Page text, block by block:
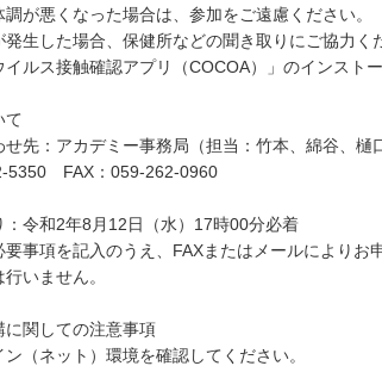
悪くなった場合は、参加をご遠慮ください。
生した場合、保健所などの聞き取りにご協力く
ルス接触確認アプリ（COCOA）」のインストー
て
先：アカデミー事務局（担当：竹本、綿谷、樋
FAX：059-262-0960
令和2年8月12日（水）17時00分必着
事項を記入のうえ、FAXまたはメールによりお申
いません。
関しての注意事項
（ネット）環境を確認してください。